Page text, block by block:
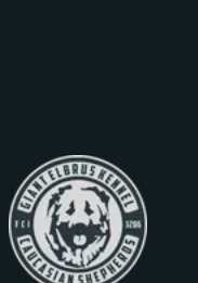
Démarrer une discussion